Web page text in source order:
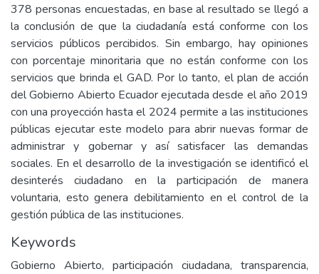
378 personas encuestadas, en base al resultado se llegó a
la conclusión de que la ciudadanía está conforme con los
servicios públicos percibidos. Sin embargo, hay opiniones
con porcentaje minoritaria que no están conforme con los
servicios que brinda el GAD. Por lo tanto, el plan de acción
del Gobierno Abierto Ecuador ejecutada desde el año 2019
con una proyección hasta el 2024 permite a las instituciones
públicas ejecutar este modelo para abrir nuevas formar de
administrar y gobernar y así satisfacer las demandas
sociales. En el desarrollo de la investigación se identificó el
desinterés ciudadano en la participación de manera
voluntaria, esto genera debilitamiento en el control de la
gestión pública de las instituciones.
Keywords
Gobierno Abierto, participación ciudadana, transparencia,